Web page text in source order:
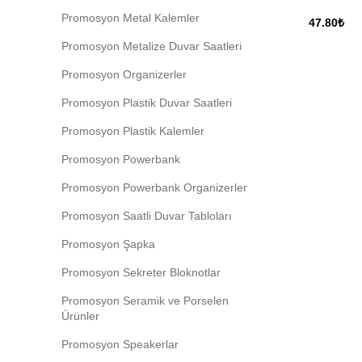
Promosyon Metal Kalemler
Promosyon Metalize Duvar Saatleri
Promosyon Organizerler
Promosyon Plastik Duvar Saatleri
Promosyon Plastik Kalemler
Promosyon Powerbank
Promosyon Powerbank Organizerler
Promosyon Saatli Duvar Tabloları
Promosyon Şapka
Promosyon Sekreter Bloknotlar
Promosyon Seramik ve Porselen
Ürünler
Promosyon Speakerlar
47.80₺